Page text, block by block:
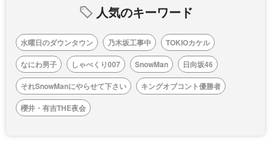
人気のキーワード
水曜日のダウンタウン 乃木坂工事中
TOKIOカケル
なにわ男子
しゃべくり007 SnowMan
日向坂46
それSnowManにやらせて下さい
キングオブコント優勝者
櫻井・有吉THE夜会